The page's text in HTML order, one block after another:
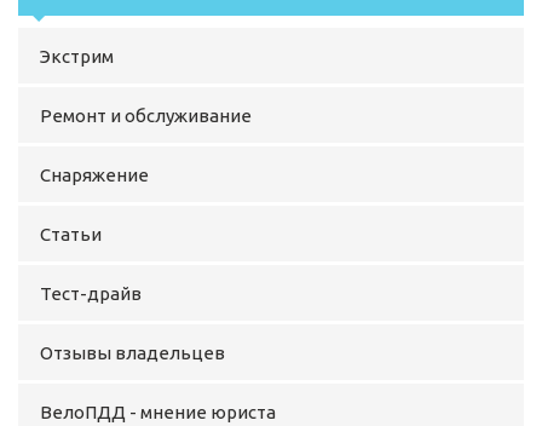
Экстрим
Ремонт и обслуживание
Снаряжение
Статьи
Тест-драйв
Отзывы владельцев
ВелоПДД - мнение юриста